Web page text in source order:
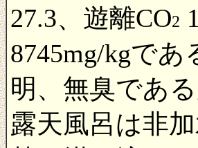
27.3、遊離CO2
8745mg/kgで
明、無臭であ
露天風呂は非